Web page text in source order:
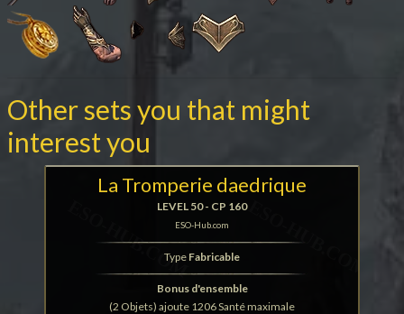
Other sets you that might
interest you
La Tromperie daedrique
LEVEL 50 - CP 160
ESO-Hub.com
Type Fabricable
Bonus d'ensemble
(2 Objets) ajoute 1206 Santé maximale